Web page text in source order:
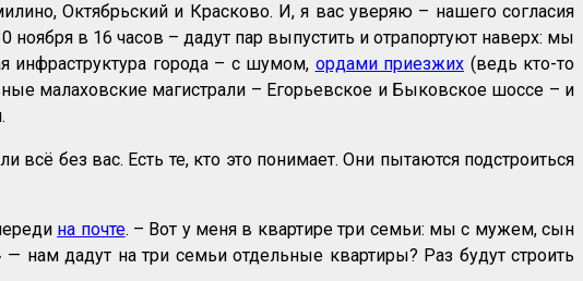
Октябрьский и Красково. И, я вас уверяю – нашего согласия
в 16 часов – дадут пар выпустить и отрапортуют наверх: мы
инфраструктура города – с шумом, ордами приезжих (ведь кто-то
малаховские магистрали – Егорьевское и Быковское шоссе – и
без вас. Есть те, кто это понимает. Они пытаются подстроиться
на почте. – Вот у меня в квартире три семьи: мы с мужем, сын
нам дадут на три семьи отдельные квартиры? Раз будут строить